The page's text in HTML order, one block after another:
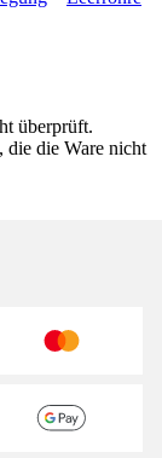
überprüft.
die die Ware nicht